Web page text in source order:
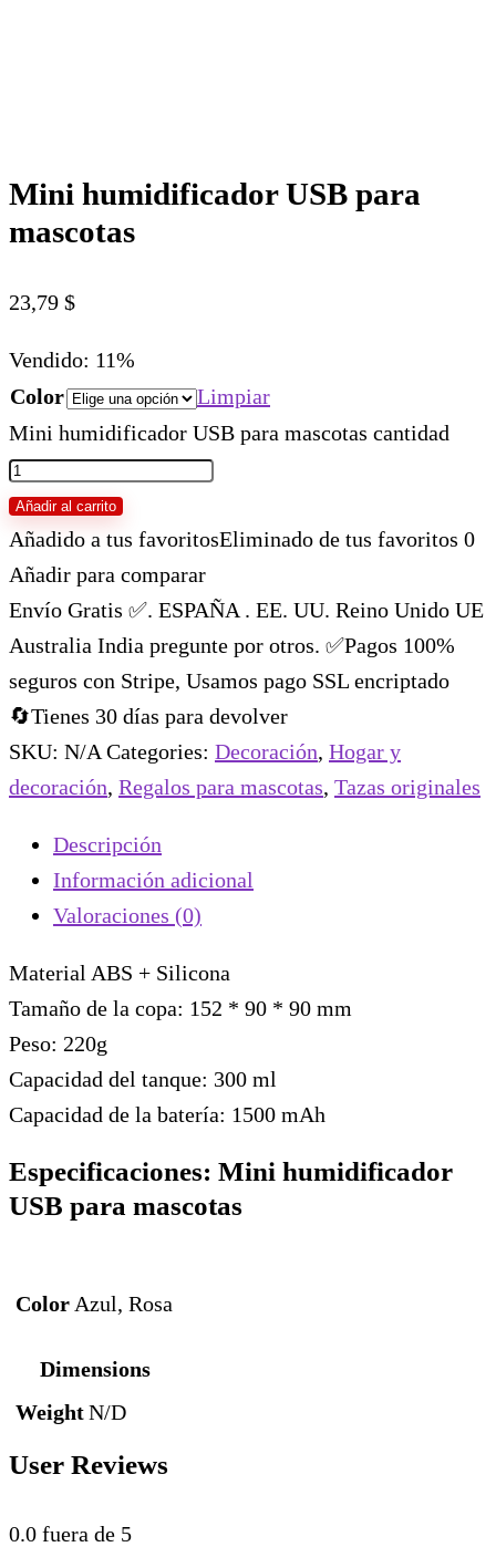
Mini humidificador USB para
mascotas
23,79 $
Vendido: 11%
Color
Limpiar
Mini humidificador USB para mascotas cantidad
Añadir al carrito
Añadido a tus favoritosEliminado de tus favoritos 0
Añadir para comparar
Envío Gratis ✅. ESPAÑA . EE. UU. Reino Unido UE
Australia India pregunte por otros. ✅Pagos 100%
seguros con Stripe, Usamos pago SSL encriptado
🔄Tienes 30 días para devolver
SKU: N/A Categories: Decoración, Hogar y
decoración, Regalos para mascotas, Tazas originales
Descripción
Información adicional
Valoraciones (0)
Material ABS + Silicona
Tamaño de la copa: 152 * 90 * 90 mm
Peso: 220g
Capacidad del tanque: 300 ml
Capacidad de la batería: 1500 mAh
Especificaciones: Mini humidificador
USB para mascotas
Color Azul, Rosa
Dimensions
WeightN/D
User Reviews
0.0 fuera de 5